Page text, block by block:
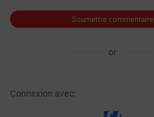
Soumettre commentaire
or
Connexion avec: